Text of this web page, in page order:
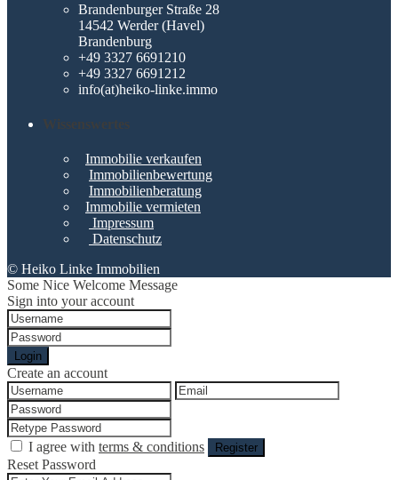
Brandenburger Straße 28
14542 Werder (Havel)
Brandenburg
+49 3327 6691210
+49 3327 6691212
info(at)heiko-linke.immo
Wissenswertes
Immobilie verkaufen
Immobilienbewertung
Immobilienberatung
Immobilie vermieten
Impressum
Datenschutz
© Heiko Linke Immobilien
Some Nice Welcome Message
Sign into your account
Login
Create an account
I agree with terms & conditions Register
Reset Password